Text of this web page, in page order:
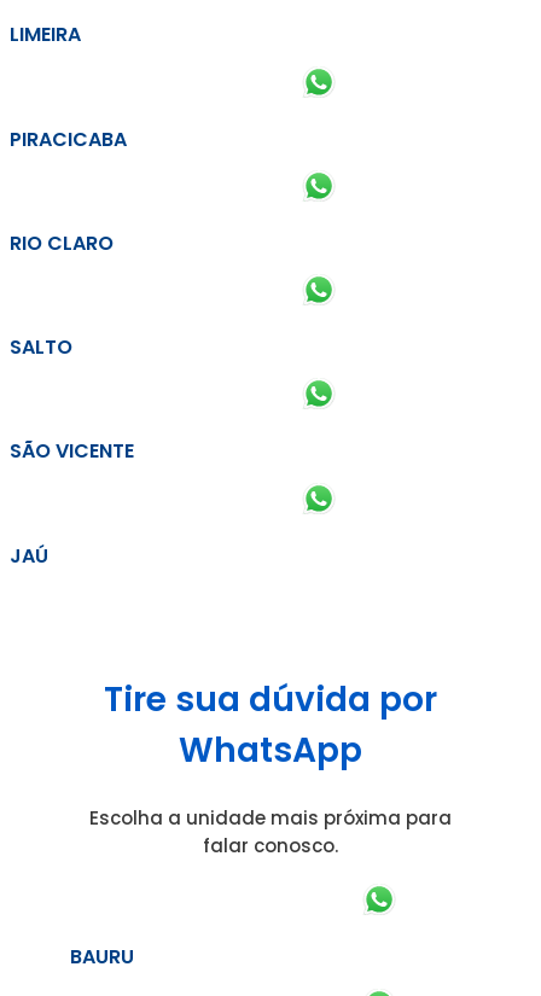
LIMEIRA
PIRACICABA
RIO CLARO
SALTO
SÃO VICENTE
JAÚ
Tire sua dúvida por
WhatsApp
Escolha a unidade mais próxima para
falar conosco.
BAURU